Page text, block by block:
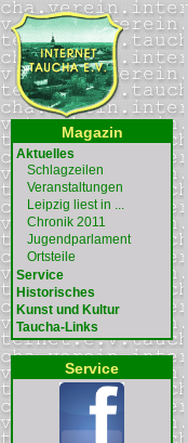
Magazin
Aktuelles
Schlagzeilen
Veranstaltungen
Leipzig liest in ...
Chronik 2011
Jugendparlament
Ortsteile
Service
Historisches
Kunst und Kultur
Taucha-Links
Service